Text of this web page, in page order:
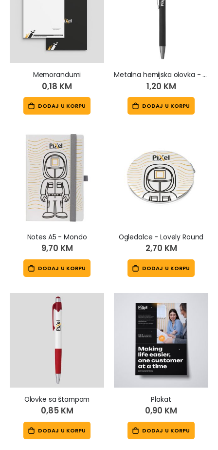
Memorandumi
0,18 KM
DODAJ U KORPU
Metalna hemijska olovka - Titanium
1,20 KM
DODAJ U KORPU
Notes A5 - Mondo
9,70 KM
DODAJ U KORPU
Ogledalce - Lovely Round
2,70 KM
DODAJ U KORPU
Olovke sa štampom
0,85 KM
DODAJ U KORPU
Plakat
0,90 KM
DODAJ U KORPU